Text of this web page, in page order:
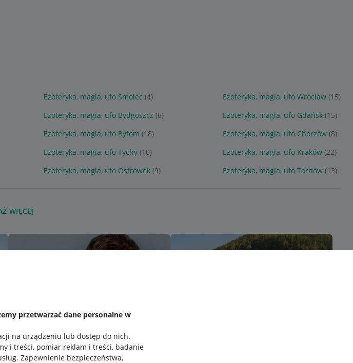
przetwarzać dane personalne w
na urządzeniu lub dostęp do nich.
i treści, pomiar reklam i treści, badanie
. Zapewnienie bezpieczeństwa,
Ezoteryka, magia, ufo Smolec (4) Ezoteryka, magia, ufo Wrocław (15)
Ezoteryka, magia, ufo Bydgoszcz (6) Ezoteryka, magia, ufo Gdańsk (15)
Ezoteryka, magia, ufo Bytom (18) Ezoteryka, magia, ufo Chorzów (8)
Ezoteryka, magia, ufo Tychy (10) Ezoteryka, magia, ufo Kraków (22)
Ezoteryka, magia, ufo Ostrówek (9) Ezoteryka, magia, ufo Tarnów (13)
WIĘCEJ